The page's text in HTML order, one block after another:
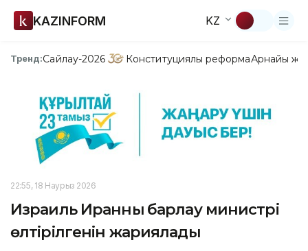
KAZINFORM KZ
Тренд:Сайлау-2026 Конституциялық реформаАрнайы
22:55, 18 Наурыз 2026
Израиль Иранның барлау министрі
өлтірілгенін жариялады